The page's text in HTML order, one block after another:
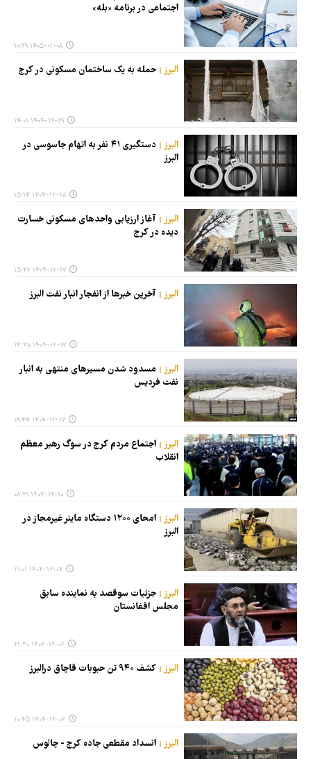
اجتماعی در برنامه «بله»
۱۴۰۵-۰۱-۰۸ ۱۰:۲۹
البرز حمله به یک ساختمان مسکونی در کرج
۱۴۰۴-۱۲-۲۹ ۱۴:۰۱
البرز
دستگیری ۴۱ نفر به اتهام جاسوسی در
البرز
۱۴۰۴-۱۲-۲۸ ۱۵:۱۴
البرز آغاز ارزیابی واحدهای مسکونی خسارت
دیده در کرج
۱۴۰۴-۱۲-۱۷ ۱۵:۴۲
البرز آخرین خبرها از انفجار انبار نفت البرز
۱۴۰۴-۱۲-۱۷ ۱۳:۳۸
البرز
مسدود شدن مسیرهای منتهی به انبار
نفت فردیس
۱۴۰۴-۱۲-۱۷ ۰۹:۴۴
البرز
اجتماع مردم کرج در سوگ رهبر معظم
انقلاب
۱۴۰۴-۱۲-۱۰ ۰۸:۲۹
البرز
امحای ۱۲۰۰ دستگاه ماینر غیرمجاز در
البرز
۱۴۰۴-۱۲-۰۷ ۱۱:۰۱
البرز جزئیات سوقصد به نماینده سابق
مجلس افغانستان
۱۴۰۴-۱۲-۰۶ ۲۱:۳۰
البرز کشف ۹۴۰ تن حبوبات قاچاق درالبرز
۱۴۰۴-۱۲-۰۶ ۱۰:۴۵
البرز انسداد مقطعی جاده کرج - چالوس